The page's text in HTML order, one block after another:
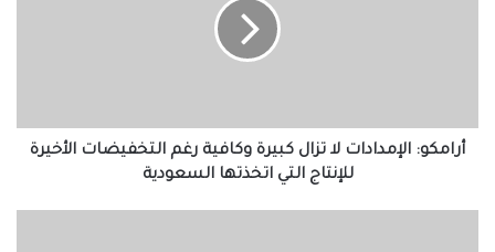
الأخيرة
للإنتاج
أرامكو: الإمدادات لا تزال كبيرة وكافية رغم التخفيضات الأخيرة
للإنتاج التي اتخذتها السعودية